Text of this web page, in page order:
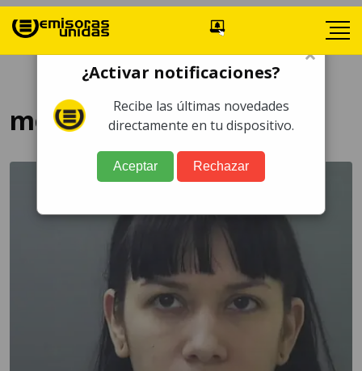
modelo onlyfans
×
¿Activar notificaciones?
Recibe las últimas novedades
directamente en tu dispositivo.
Aceptar Rechazar